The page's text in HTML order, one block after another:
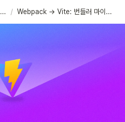
Stories / Webpack → Vite: 번들러 마이그레이션 이야기